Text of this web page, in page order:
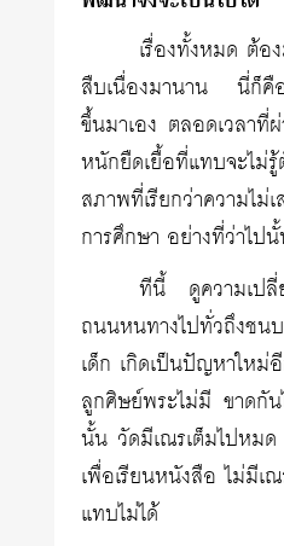
เรื่องทั้งหมด ต้อ
สืบเนื่องมานาน นี่ก็คือ
ขึ้นมาเอง ตลอดเวลา
หนักยืดเยื้อที่แทบจะไม่
สภาพที่เรียกว่าความไม่
การศึกษา อย่างที่ว่าไป
ทีนี้ ดูความเป
ถนนหนทางไปทั่วถึงช
เด็ก เกิดเป็นปัญหาใหม่
ลูกศิษย์พระไม่มี ขาดกั
นั้น วัดมีเณรเต็มไปหมด
เพื่อเรียนหนังสือ ไม่มีเ
แทบไม่ได้